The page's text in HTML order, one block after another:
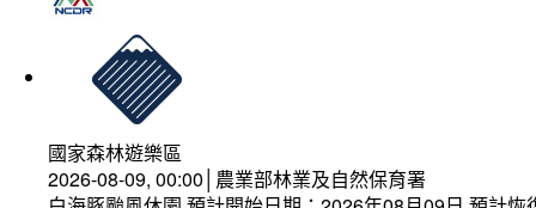
國家森林遊樂區
2026-08-09, 00:00│農業部林業及自然保育署